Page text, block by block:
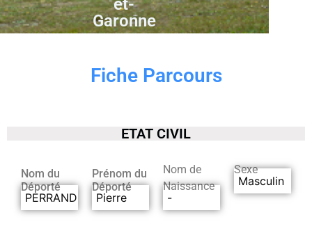
et-
Garonne
Fiche Parcours
ETAT CIVIL
Nom du
Déporté
PERRAND
Prénom du
Déporté
Pierre
Nom de
Naissance
-
Sexe
Masculin